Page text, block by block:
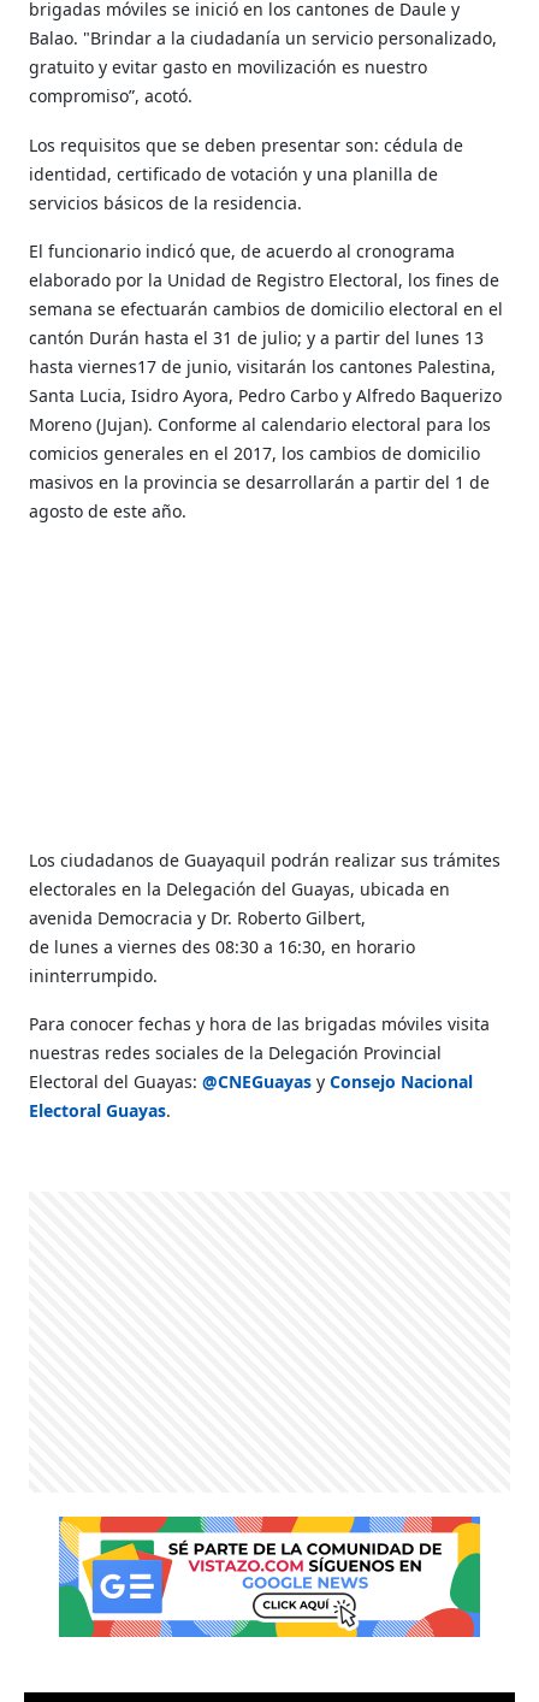
brigadas móviles se inició en los cantones de Daule y
Balao. "Brindar a la ciudadanía un servicio personalizado,
gratuito y evitar gasto en movilización es nuestro
compromiso”, acotó.
Los requisitos que se deben presentar son: cédula de
identidad, certificado de votación y una planilla de
servicios básicos de la residencia.
El funcionario indicó que, de acuerdo al cronograma
elaborado por la Unidad de Registro Electoral, los fines de
semana se efectuarán cambios de domicilio electoral en el
cantón Durán hasta el 31 de julio; y a partir del lunes 13
hasta viernes17 de junio, visitarán los cantones Palestina,
Santa Lucia, Isidro Ayora, Pedro Carbo y Alfredo Baquerizo
Moreno (Jujan). Conforme al calendario electoral para los
comicios generales en el 2017, los cambios de domicilio
masivos en la provincia se desarrollarán a partir del 1 de
agosto de este año.
Los ciudadanos de Guayaquil podrán realizar sus trámites
electorales en la Delegación del Guayas, ubicada en
avenida Democracia y Dr. Roberto Gilbert,
de lunes a viernes des 08:30 a 16:30, en horario
ininterrumpido.
Para conocer fechas y hora de las brigadas móviles visita
nuestras redes sociales de la Delegación Provincial
Electoral del Guayas:@CNEGuayas yConsejo Nacional
Electoral Guayas.